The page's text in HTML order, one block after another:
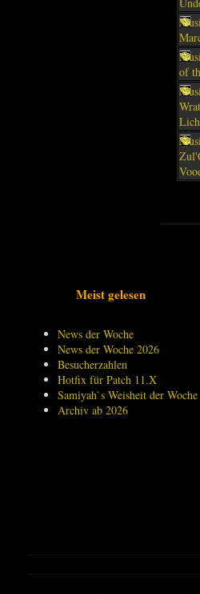
of
Meist gelesen
News der Woche
News der Woche 2026
Besucherzahlen
Hotfix für Patch 11.X
Samiyah`s Weisheit der Woche
Archiv ab 2026